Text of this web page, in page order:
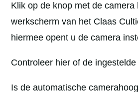
Klik op de knop met de camera
werkscherm van het Claas
hiermee opent u de camera
Controleer hier of de
Is de automatische